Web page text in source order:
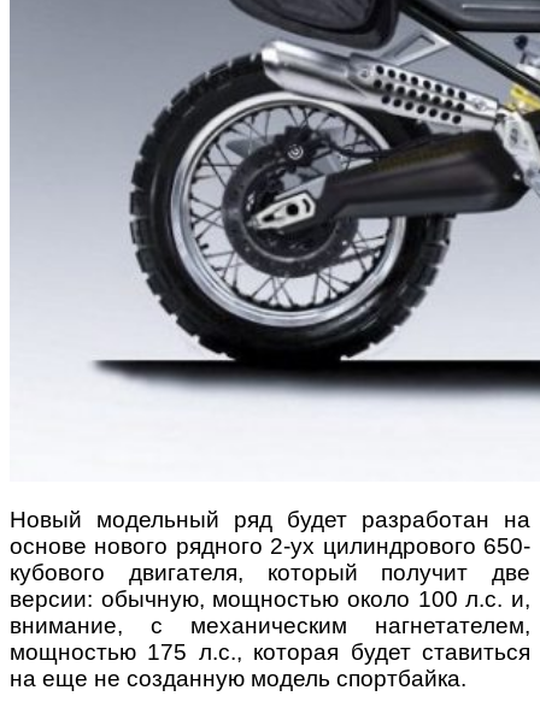
Новый модельный ряд будет разработан на
основе нового рядного 2-ух цилиндрового 650-
кубового двигателя, который получит две
версии: обычную, мощностью около 100 л.с. и,
внимание, с механическим нагнетателем,
мощностью 175 л.с., которая будет ставиться
на еще не созданную модель спортбайка.